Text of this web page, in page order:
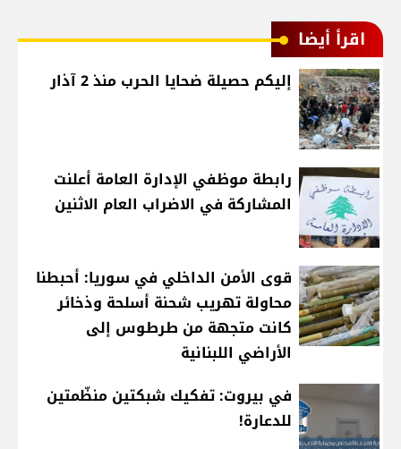
اقرأ أيضا
إليكم حصيلة ضحايا الحرب منذ 2 آذار
رابطة موظفي الإدارة العامة أعلنت
المشاركة في الاضراب العام الاثنين
قوى الأمن الداخلي في سوريا: أحبطنا
محاولة تهريب شحنة أسلحة وذخائر
كانت متجهة من طرطوس إلى
الأراضي اللبنانية
في بيروت: تفكيك شبكتين منظّمتين
للدعارة!